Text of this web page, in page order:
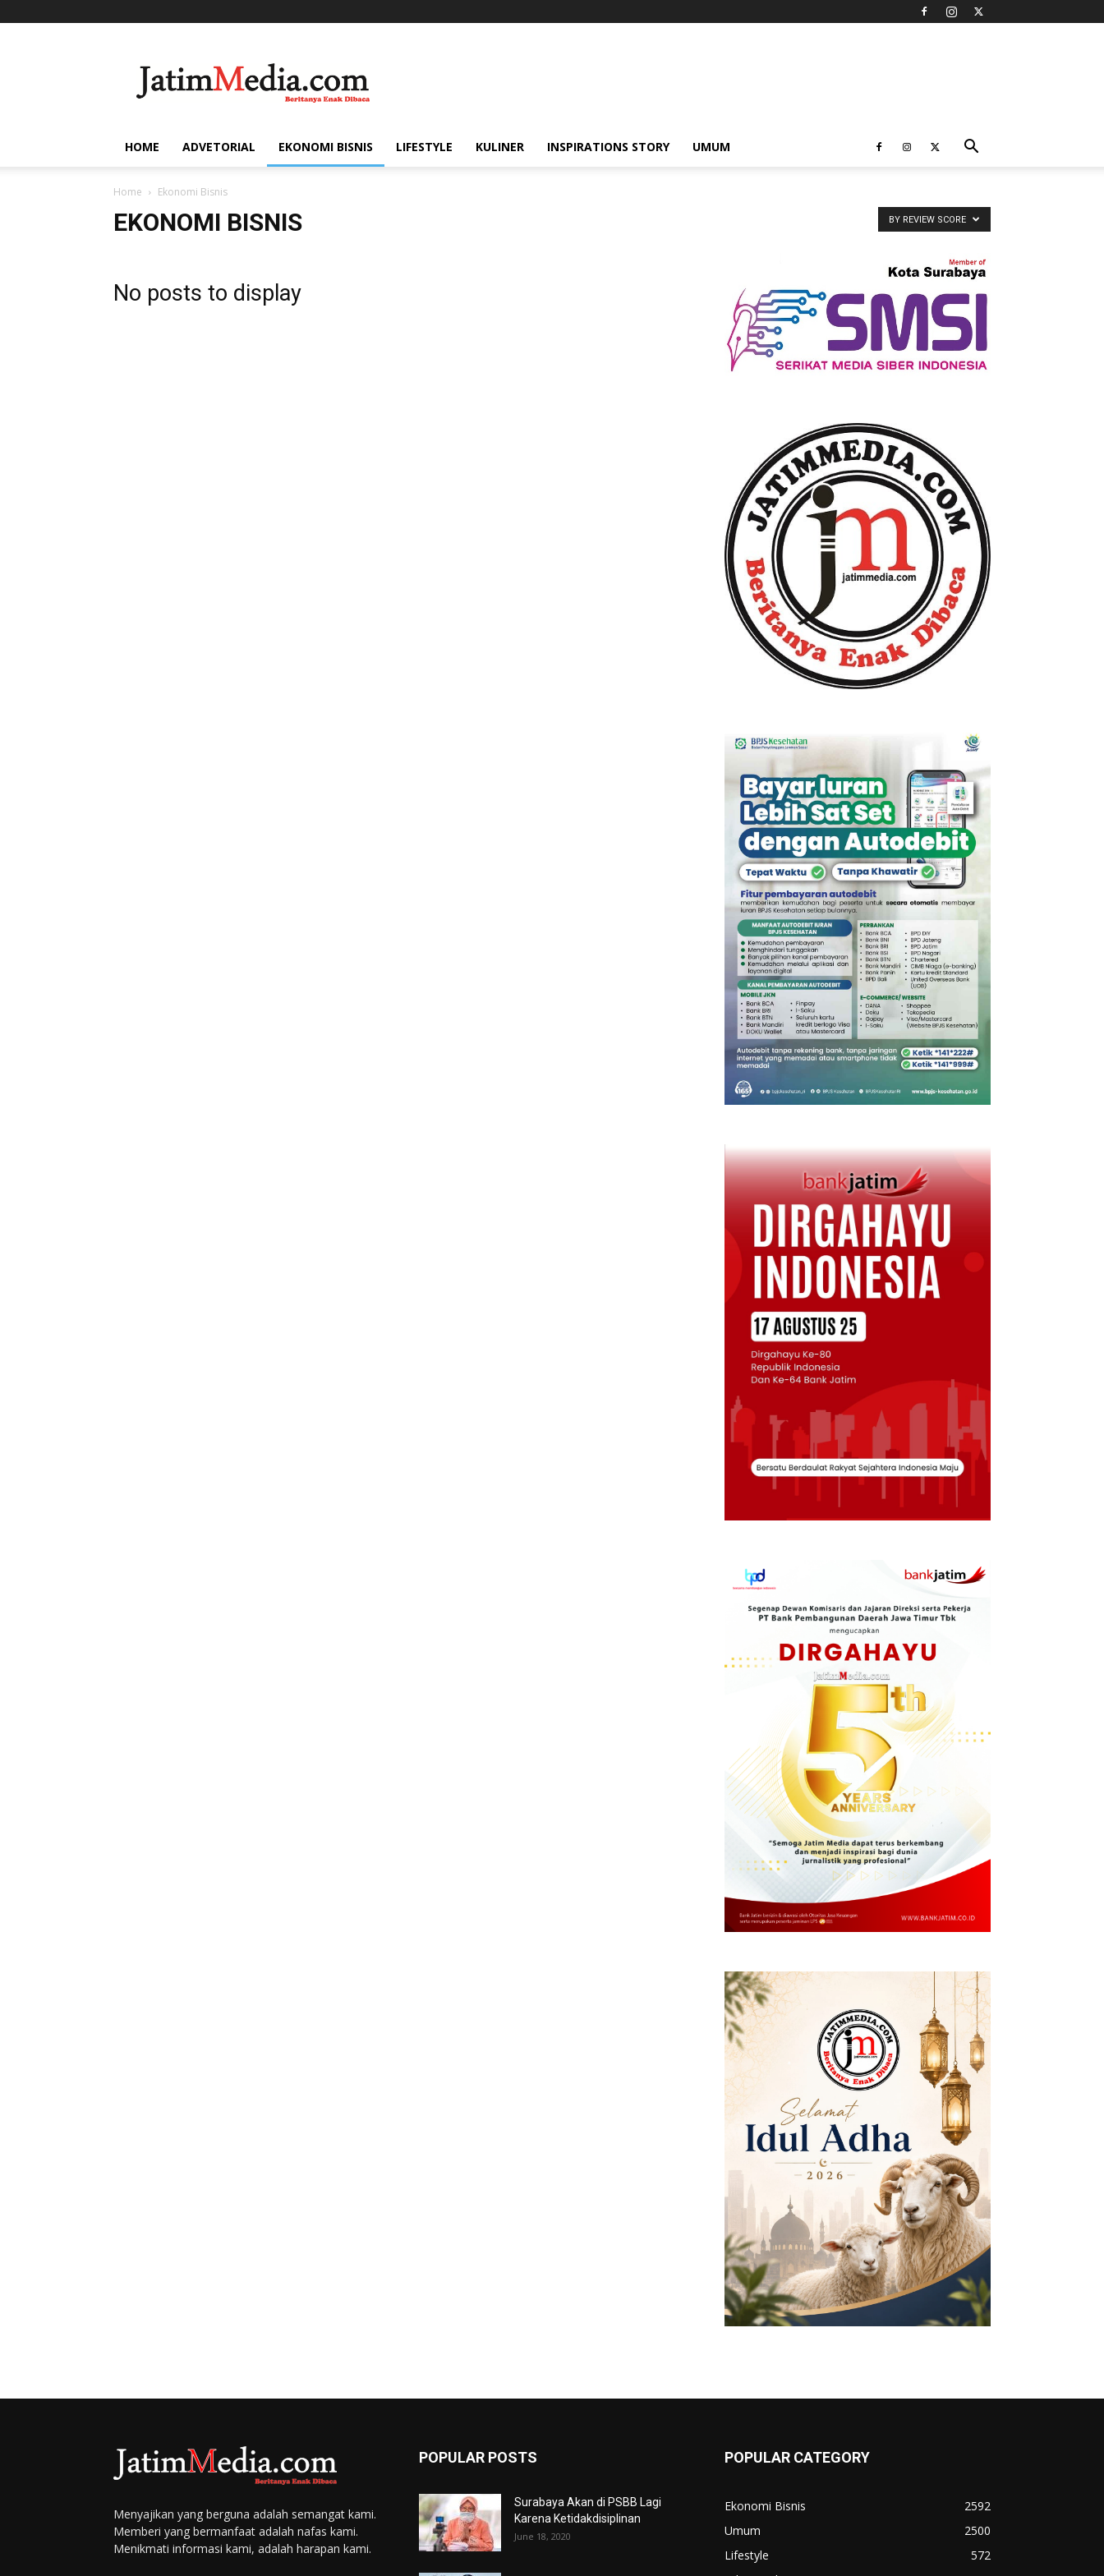
Media
HOME ADVETORIAL EKONOMI BISNIS LIFESTYLE KULINER INSPIRATIONS STORY UMUM
Home Ekonomi Bisnis
EKONOMI BISNIS BY REVIEW SCORE
No posts to display
Menyajikan yang berguna adalah semangat kami.
Memberi yang bermanfaat adalah nafas kami.
Menikmati informasi kami, adalah harapan kami.
POPULAR POSTS
Surabaya Akan di PSBB Lagi
Karena Ketidakdisiplinan
June 18, 2020
POPULAR CATEGORY
Ekonomi Bisnis
2592
Umum
2500
Lifestyle
572